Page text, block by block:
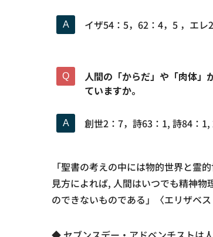
イザ54：5，62：4，5 ，エ
人間の「からだ」や「肉体」
ていますか。
創世2：7，詩63：1, 詩84：
「聖書の考えの中には物的世界と
見方によれば, 人間はいつでも精神
のできないものである」〈エリザベ